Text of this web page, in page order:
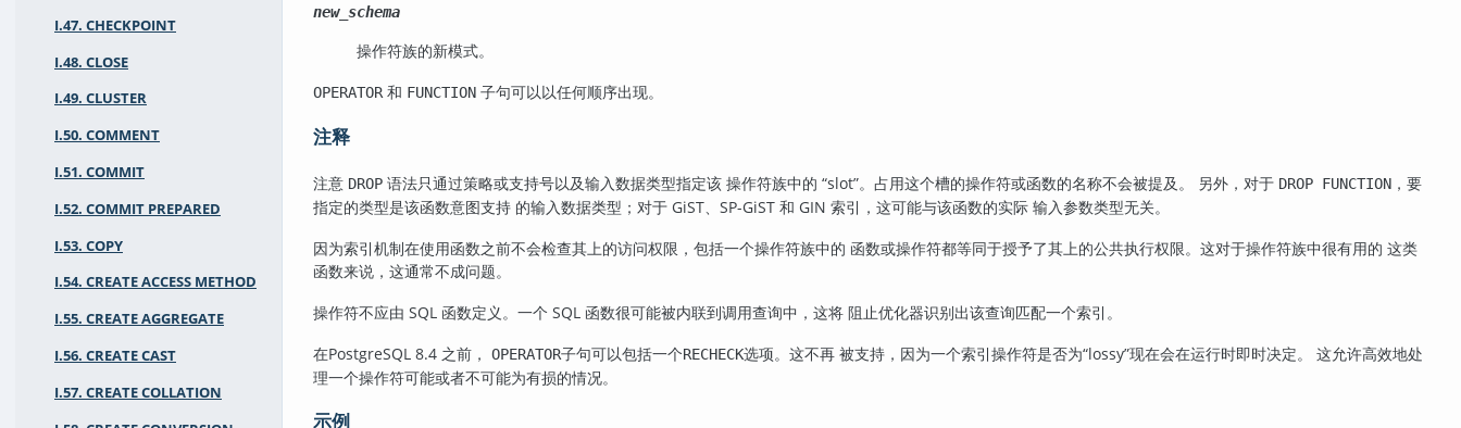
I.47. CHECKPOINT
I.48. CLOSE
I.49. CLUSTER
I.50. COMMENT
I.51. COMMIT
I.52. COMMIT PREPARED
I.53. COPY
I.54. CREATE ACCESS METHOD
I.55. CREATE AGGREGATE
I.56. CREATE CAST
I.57. CREATE COLLATION
new_schema
操作符族的新模式。
OPERATOR 和 FUNCTION 子句可以以任何顺序出现。
注释
注意 DROP 语法只通过策略或支持号以及输入数据类型指定该 操作符族中的 “slot”。占用这个槽的操作符或函数的名称不会被提及。 另外，对于 DROP FUNCTION ，要
指定的类型是该函数意图支持 的输入数据类型；对于 GiST、SP-GiST 和 GIN 索引，这可能与该函数的实际 输入参数类型无关。
因为索引机制在使用函数之前不会检查其上的访问权限，包括一个操作符族中的 函数或操作符都等同于授予了其上的公共执行权限。这对于操作符族中很有用的 这类
函数来说，这通常不成问题。
操作符不应由 SQL 函数定义。一个 SQL 函数很可能被内联到调用查询中，这将 阻止优化器识别出该查询匹配一个索引。
在PostgreSQL 8.4 之前， OPERATOR子句可以包括一个RECHECK选项。这不再 被支持，因为一个索引操作符是否为“lossy”现在会在运行时即时决定。 这允许高效地处
理一个操作符可能或者不可能为有损的情况。
示例